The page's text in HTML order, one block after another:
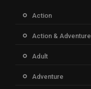
Action
Action & Adventure
Adult
Adventure